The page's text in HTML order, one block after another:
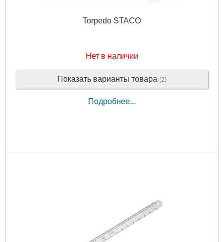
Torpedo STACO
Нет в наличии
Показать варианты товара (2)
Подробнее...